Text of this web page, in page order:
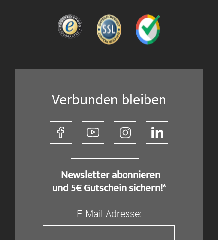
Verbunden bleiben
​ Newsletter abonnieren
und 5€ Gutschein sichern!*
E-Mail-Adresse: